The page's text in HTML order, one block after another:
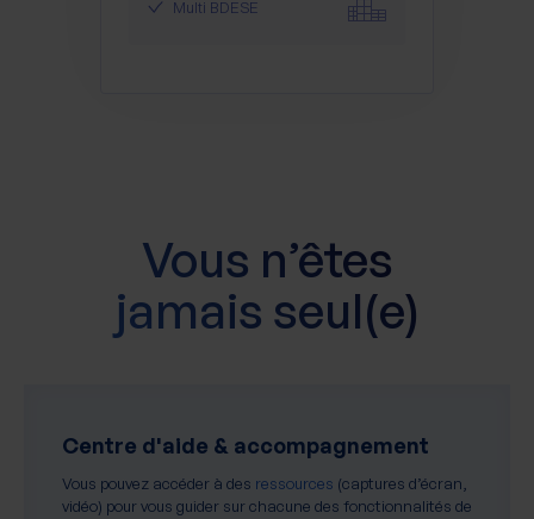
Multi BDESE
Vous n’êtes
jamais seul(e)
Centre d'aide & accompagnement
Vous pouvez accéder à des ressources (captures d’écran,
vidéo) pour vous guider sur chacune des fonctionnalités de